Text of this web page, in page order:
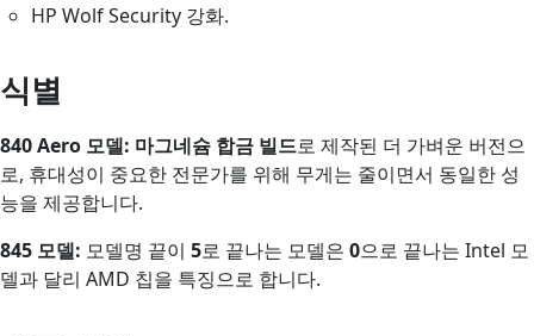
HP Wolf Security 강화.
식별
840 Aero 모델: 마그네슘 합금 빌드로 제작된 더 가벼운 버전으
로, 휴대성이 중요한 전문가를 위해 무게는 줄이면서 동일한 성
능을 제공합니다.
845 모델: 모델명 끝이 5로 끝나는 모델은 0으로 끝나는 Intel 모
델과 달리 AMD 칩을 특징으로 합니다.